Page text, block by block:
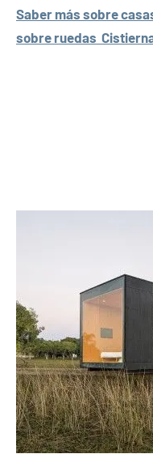
Saber más sobre
sobre ruedas